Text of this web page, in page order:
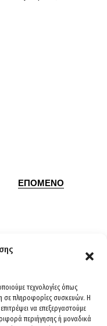
τεχνολογίες όπως
σε πληροφορίες συσκευών. Η
να επεξεργαστούμε
περιήγησης ή μοναδικά
ΕΠΟΜΕΝΟ